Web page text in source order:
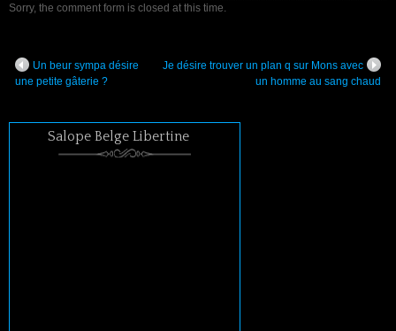
Sorry, the comment form is closed at this time.
Un beur sympa désire
une petite gâterie ?
Je désire trouver un plan q sur Mons avec
un homme au sang chaud
Salope Belge Libertine